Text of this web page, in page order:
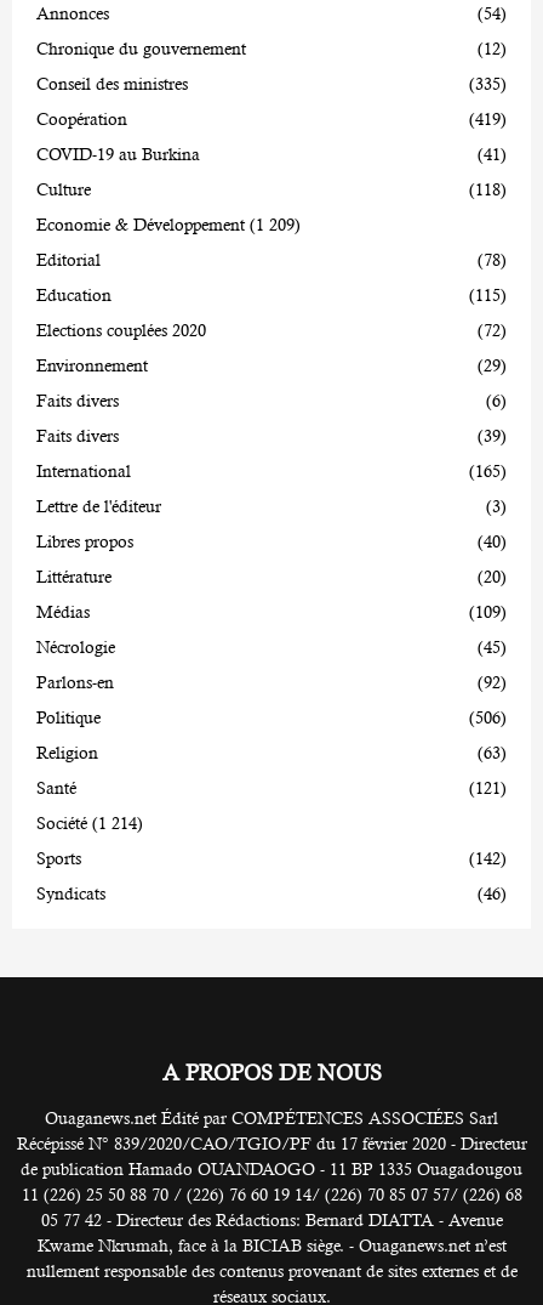
Annonces
(54)
Chronique du gouvernement
(12)
Conseil des ministres
(335)
Coopération
(419)
COVID-19 au Burkina
(41)
Culture
(118)
Economie & Développement (1 209)
Editorial
(78)
Education
(115)
Elections couplées 2020
(72)
Environnement
(29)
Faits divers
(6)
Faits divers
(39)
International
(165)
Lettre de l'éditeur
(3)
Libres propos
(40)
Littérature
(20)
Médias
(109)
Nécrologie
(45)
Parlons-en
(92)
Politique
(506)
Religion
(63)
Santé
(121)
Société (1 214)
Sports
(142)
Syndicats
(46)
A PROPOS DE NOUS
Ouaganews.net Édité par COMPÉTENCES ASSOCIÉES Sarl
Récépissé N° 839/2020/CAO/TGIO/PF du 17 février 2020 - Directeur
de publication Hamado OUANDAOGO - 11 BP 1335 Ouagadougou
11 (226) 25 50 88 70 / (226) 76 60 19 14/ (226) 70 85 07 57/ (226) 68
05 77 42 - Directeur des Rédactions: Bernard DIATTA - Avenue
Kwame Nkrumah, face à la BICIAB siège. - Ouaganews.net n’est
nullement responsable des contenus provenant de sites externes et de
réseaux sociaux.